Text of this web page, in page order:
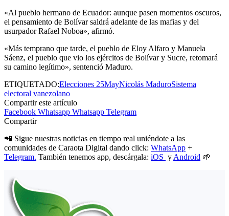
«Al pueblo hermano de Ecuador: aunque pasen momentos oscuros,
el pensamiento de Bolívar saldrá adelante de las mafias y del
usurpador Rafael Noboa», afirmó.
«Más temprano que tarde, el pueblo de Eloy Alfaro y Manuela
Sáenz, el pueblo que vio los ejércitos de Bolívar y Sucre, retomará
su camino legítimo», sentenció Maduro.
ETIQUETADO:Elecciones 25MayNicolás MaduroSistema
electoral vanezolano
Compartir este artículo
Facebook Whatsapp Whatsapp Telegram
Compartir
📲 Sigue nuestras noticias en tiempo real uniéndote a las
comunidades de Caraota Digital dando click: WhatsApp +
Telegram. También tenemos app, descárgala: iOS y Android 🌱